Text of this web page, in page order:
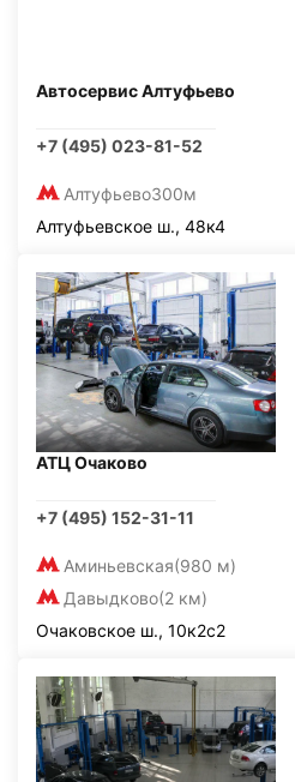
Автосервис Алтуфьево
+7 (495) 023-81-52
Алтуфьево300м
Алтуфьевское ш., 48к4
АТЦ Очаково
+7 (495) 152-31-11
Аминьевская(980 м)
Давыдково(2 км)
Очаковское ш., 10к2с2